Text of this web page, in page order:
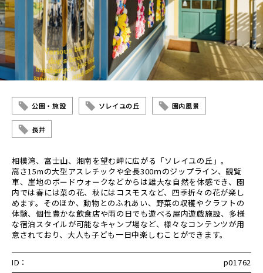
公園・施設 ソレイユの丘 園内風景
長井
相模湾、富士山、湘南を望む岬に広がる「ソレイユの丘」。
高さ15mの大型アスレチックや全長300ｍのジップライン、観覧
車、崖地のボードウォークなどからは雄大な自然を体感でき、園
内では春には菜の花、秋にはコスモスなど、四季折々の花が楽し
めます。そのほか、動物とのふれあい、野菜の収穫やクラフトの
体験、個性豊かな飲食店や雨の日でも遊べる屋内遊戯施設、多様
な宿泊スタイルが可能なキャンプ場など、様々なコンテンツが用
意されており、大人も子ども一日中楽しむことができます。
ID：
p01762